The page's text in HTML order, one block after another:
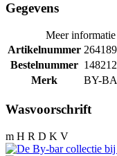
Gegevens
Meer informatie
Artikelnummer
Bestelnummer 148212
Merk
BY-
Wasvoorschrift
m H R D K V